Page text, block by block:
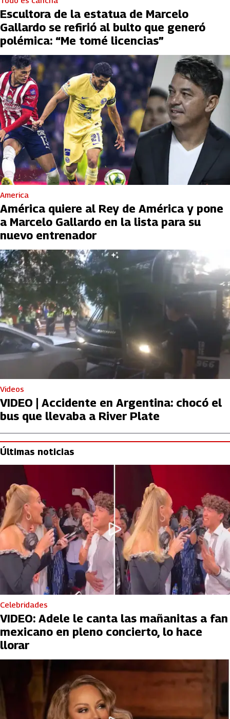
Escultora de la estatua de Marcelo
Gallardo se refirió al bulto que generó
polémica: “Me tomé licencias”
America
América quiere al Rey de América y pone
a Marcelo Gallardo en la lista para su
nuevo entrenador
Videos
VIDEO | Accidente en Argentina: chocó el
bus que llevaba a River Plate
Últimas noticias
Celebridades
VIDEO: Adele le canta las mañanitas a fan
mexicano en pleno concierto, lo hace
llorar